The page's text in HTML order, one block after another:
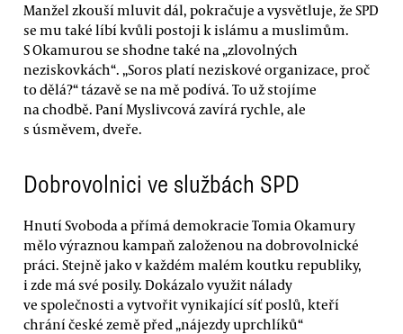
Manžel zkouší mluvit dál, pokračuje a vysvětluje, že SPD
se mu také líbí kvůli postoji k islámu a muslimům.
S Okamurou se shodne také na „zlovolných
neziskovkách“. „Soros platí neziskové organizace, proč
to dělá?“ tázavě se na mě podívá. To už stojíme
na chodbě. Paní Myslivcová zavírá rychle, ale
s úsměvem, dveře.
Dobrovolnici ve službách SPD
Hnutí Svoboda a přímá demokracie Tomia Okamury
mělo výraznou kampaň založenou na dobrovolnické
práci. Stejně jako v každém malém koutku republiky,
i zde má své posily. Dokázalo využit nálady
ve společnosti a vytvořit vynikající síť poslů, kteří
chrání české země před „nájezdy uprchlíků“